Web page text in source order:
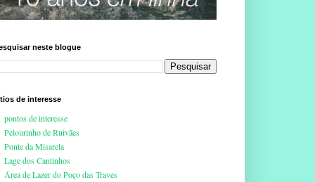
neste blogue
de interesse
pontos de interesse
Pelourinho de Ruivães
Ponte da Misarela
Lage dos Cantinhos
Área de Lazer do Poço das Traves